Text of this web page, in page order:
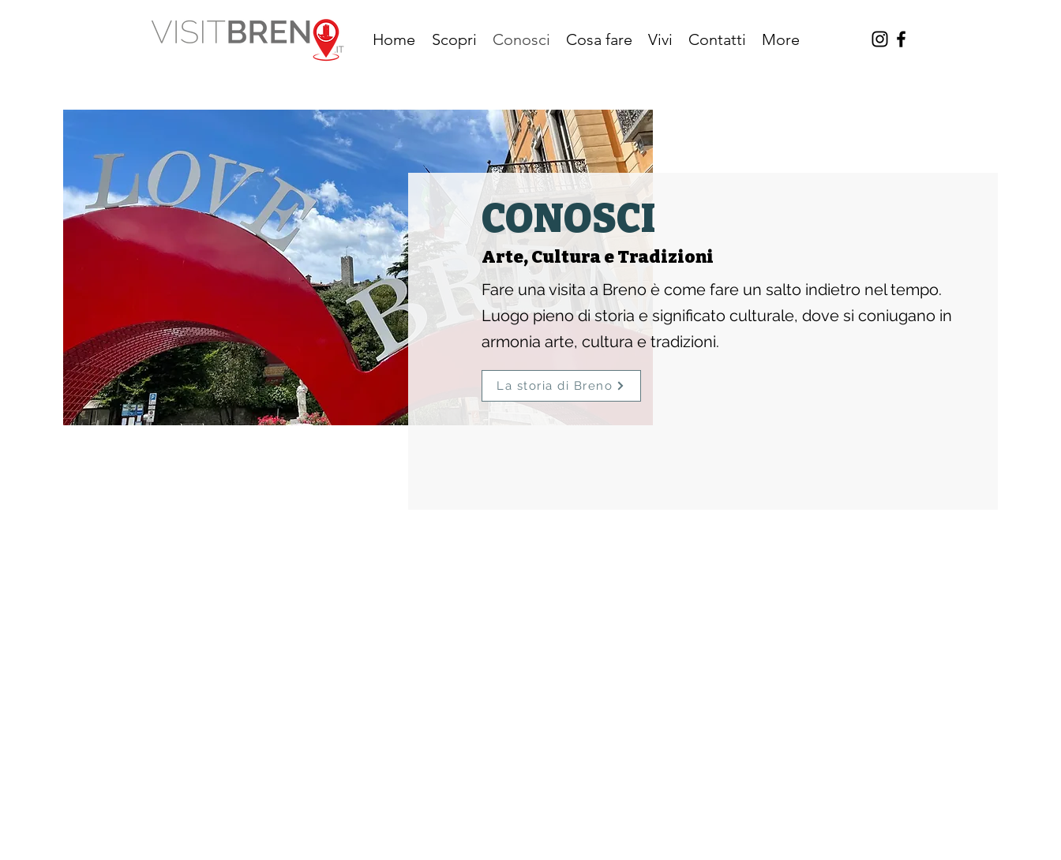
Home Scopri Conosci Cosa fare Vivi Contatti More
CONOSCI
Arte, Cultura e Tradizioni
Fare una visita a Breno è come fare un salto indietro nel tempo.
Luogo pieno di storia e significato culturale, dove si coniugano in
armonia arte, cultura e tradizioni.
La storia di Breno